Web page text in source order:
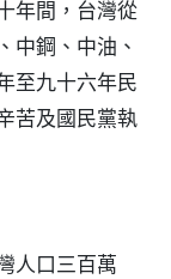
年間，台灣從
中鋼、中油、
至九十六年民
苦及國民黨執
人口三百萬